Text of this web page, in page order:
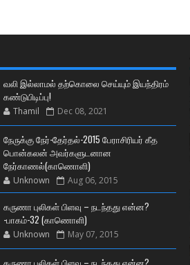
வலி இல்லாமல் தற்கொலை செய்யும் இயந்திரம்
கண்டுபிடிப்பு!
Thamil Dec 08, 2021
நேருக்கு நேர்-தேர்தல்-2015 பேராசிரியர் கீத
பொன்கலன் அவர்களுடனான
நேர்காணல்(காணொளி)
Unknown Aug 06, 2015
கருணா புலிகள் பிளவு – நடந்தது என்ன?
-பாகம்-32 (காணொளி)
Unknown May 07, 2015
கருணா புலிகள் பிளவு – நடந்தது என்ன?